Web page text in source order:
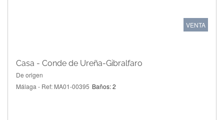
VENTA
Casa - Conde de Ureña-Gibralfaro
De origen
Málaga - Ref: MA01-00395 Baños: 2